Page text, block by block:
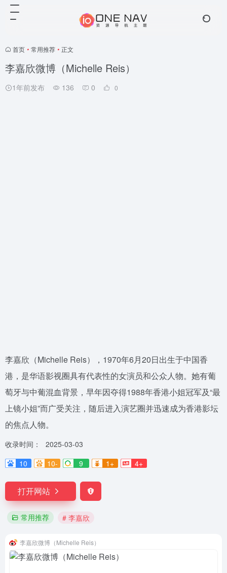
首页 • 常用推荐 • 正文
李嘉欣微博（Michelle Reis）
1年前发布 136 0 0
李嘉欣（Michelle Reis），1970年6月20日出生于中国香
港，是华语影视圈具有代表性的女演员和公众人物。她有葡
萄牙与中葡混血背景，早年因夺得1988年香港小姐冠军及“最
上镜小姐”而广受关注，随后进入演艺圈并迅速成为香港影坛
的焦点人物。
收录时间：
2025-03-03
10
10- 9 1+ 4+
打开网站
常用推荐 # 李嘉欣
李嘉欣微博（Michelle Reis）